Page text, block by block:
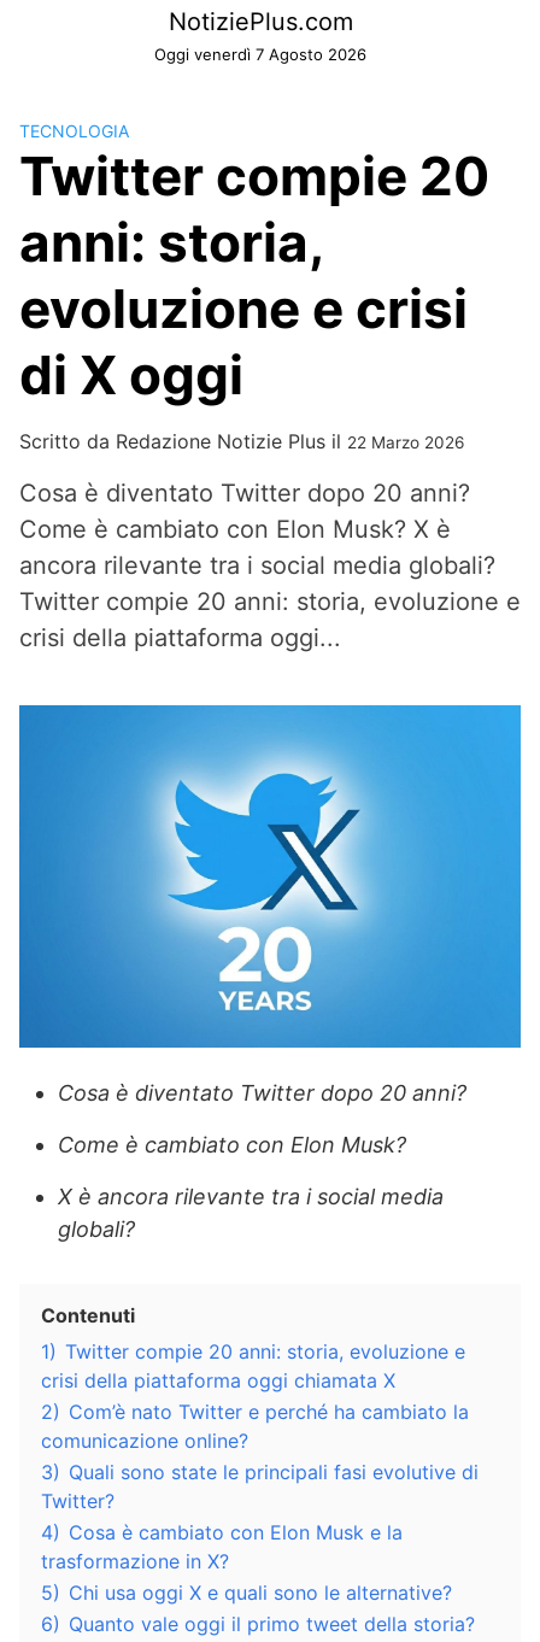
NotiziePlus.com
Oggi venerdì 7 Agosto 2026
TECNOLOGIA
Twitter compie 20
anni: storia,
evoluzione e crisi
di X oggi
Scritto da Redazione Notizie Plus il 22 Marzo 2026
Cosa è diventato Twitter dopo 20 anni?
Come è cambiato con Elon Musk? X è
ancora rilevante tra i social media globali?
Twitter compie 20 anni: storia, evoluzione e
crisi della piattaforma oggi...
Cosa è diventato Twitter dopo 20 anni?
Come è cambiato con Elon Musk?
X è ancora rilevante tra i social media
globali?
Contenuti
1) Twitter compie 20 anni: storia, evoluzione e
crisi della piattaforma oggi chiamata X
2) Com’è nato Twitter e perché ha cambiato la
comunicazione online?
3) Quali sono state le principali fasi evolutive di
Twitter?
4) Cosa è cambiato con Elon Musk e la
trasformazione in X?
5) Chi usa oggi X e quali sono le alternative?
6) Quanto vale oggi il primo tweet della storia?